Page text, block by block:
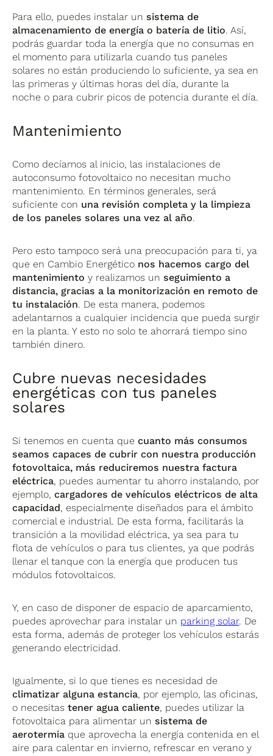
Para ello, puedes instalar unsistema de
almacenamiento de energía o batería de litio. Así,
podrás guardar toda la energía que no consumas en
el momento para utilizarla cuando tus paneles
solares no están produciendo lo suficiente, ya sea en
las primeras y últimas horas del día, durante la
noche o para cubrir picos de potencia durante el día.
Mantenimiento
Como decíamos al inicio, las instalaciones de
autoconsumo fotovoltaico no necesitan mucho
mantenimiento. En términos generales, será
suficiente con una revisión completa y la limpieza
de los paneles solares una vez al año.
Pero esto tampoco será una preocupación para ti, ya
que en Cambio Energético nos hacemos cargo del
mantenimiento y realizamos unseguimiento a
distancia, gracias a la monitorización en remoto de
tu instalación. De esta manera, podemos
adelantarnos a cualquier incidencia que pueda surgir
en la planta. Y esto no solo te ahorrará tiempo sino
también dinero.
Cubre nuevas necesidades
energéticas con tus paneles
solares
Si tenemos en cuenta quecuanto más consumos
seamos capaces de cubrir con nuestra producción
fotovoltaica, más reduciremos nuestra factura
eléctrica, puedes aumentar tu ahorro instalando, por
ejemplo,cargadores de vehículos eléctricos de alta
capacidad, especialmente diseñados para el ámbito
comercial e industrial. De esta forma, facilitarás la
transición a la movilidad eléctrica, ya sea para tu
flota de vehículos o para tus clientes, ya que podrás
llenar el tanque con la energía que producen tus
módulos fotovoltaicos.
Y, en caso de disponer de espacio de aparcamiento,
puedes aprovechar para instalar un parking solar. De
esta forma, además de proteger los vehículos estarás
generando electricidad.
Igualmente, si lo que tienes es necesidad de
climatizar alguna estancia, por ejemplo, las oficinas,
o necesitastener agua caliente, puedes utilizar la
fotovoltaica para alimentar unsistema de
aerotermia que aprovecha la energía contenida en el
aire para calentar en invierno, refrescar en verano y